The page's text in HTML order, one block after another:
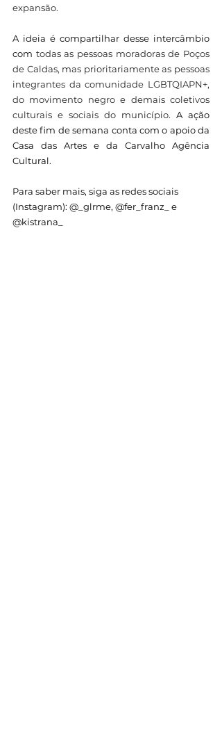
expansão.
A ideia é compartilhar desse intercâmbio
com todas as pessoas moradoras de Poços
de Caldas, mas prioritariamente as pessoas
integrantes da comunidade LGBTQIAPN+,
do movimento negro e demais coletivos
culturais e sociais do município. A ação
deste fim de semana conta com o apoio da
Casa das Artes e da Carvalho Agência
Cultural.
Para saber mais, siga as redes sociais
(Instagram): @_glrme, @fer_franz_ e
@kistrana_